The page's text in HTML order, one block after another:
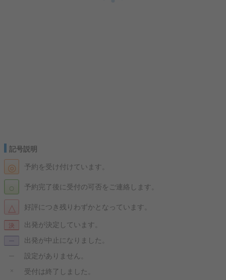
記号説明
◎ 予約を受け付けています。
決 出発が決定しています。
○ 予約完了後に受付の可否をご連絡します。
ー 出発が中止になりました。
△ 好評につき残りわずかとなっています。
ー 設定がありません。
× 受付は終了しました。